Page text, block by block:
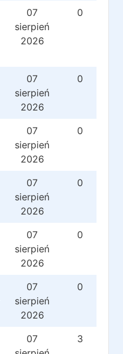
07
sierpień
2026
0
07
sierpień
2026
0
07
sierpień
2026
0
07
sierpień
2026
0
07
sierpień
2026
0
07
sierpień
2026
0
07
3